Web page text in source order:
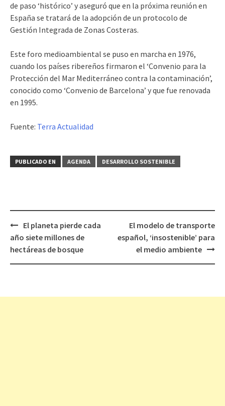
de paso ‘histórico’ y aseguró que en la próxima reunión en
España se tratará de la adopción de un protocolo de
Gestión Integrada de Zonas Costeras.
Este foro medioambiental se puso en marcha en 1976,
cuando los países ribereños firmaron el ‘Convenio para la
Protección del Mar Mediterráneo contra la contaminación’,
conocido como ‘Convenio de Barcelona’ y que fue renovada
en 1995.
Fuente: Terra Actualidad
PUBLICADO EN AGENDA DESARROLLO SOSTENIBLE
Navegación
de
El planeta pierde cada
año siete millones de
hectáreas de bosque
El modelo de transporte
español, ‘insostenible’ para
el medio ambiente